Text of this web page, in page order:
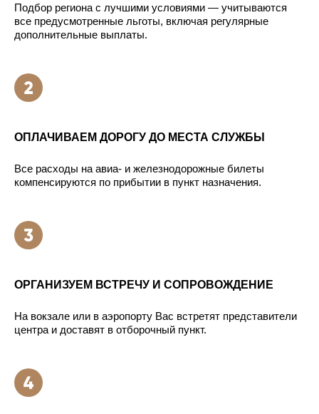
Подбор региона с лучшими условиями — учитываются
все предусмотренные льготы, включая регулярные
дополнительные выплаты.
ОПЛАЧИВАЕМ ДОРОГУ ДО МЕСТА СЛУЖБЫ
Все расходы на авиа- и железнодорожные билеты
компенсируются по прибытии в пункт назначения.
ОРГАНИЗУЕМ ВСТРЕЧУ И СОПРОВОЖДЕНИЕ
На вокзале или в аэропорту Вас встретят представители
центра и доставят в отборочный пункт.